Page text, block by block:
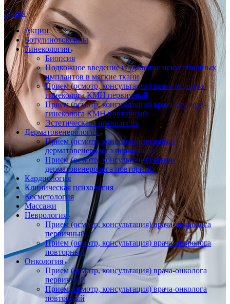
Цены
Акции
Ботулинотоксины
Гинекология
Биопсия
Подкожное введение и удаление искусственных
имплантов в мягкие ткани
Прием (осмотр, консультация) врача акушера-
гинеколога КМН первичный
Прием (осмотр, консультация) врача акушера-
гинеколога КМН повторный
Эстетическая гинекология
Дерматовенерология
Прием (осмотр, консультация) врача-
дерматовенеролога первичный
Прием (осмотр, консультация) врача-
дерматовенеролога повторный
Кардиология
Клиническая психология
Косметология
Массажи
Неврология
Прием (осмотр, консультация) врача-невролога
первичный
Прием (осмотр, консультация) врача-невролога
повторный
Онкология
Прием (осмотр, консультация) врача-онколога
первичный
Прием (осмотр, консультация) врача-онколога
повторный